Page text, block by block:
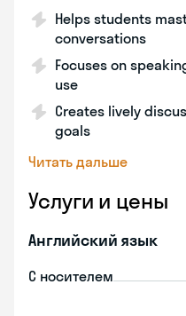
Helps students
conversations
Focuses on
use
Creates lively
goals
Читать дальше
Услуги и цены
Английский язык
С носителем